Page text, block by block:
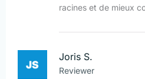
racines et de mieux
Joris S.
Reviewer